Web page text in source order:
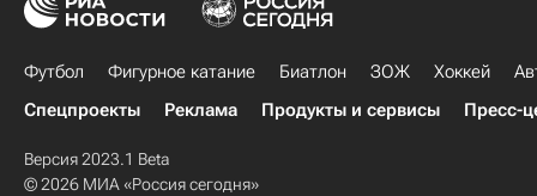
Футбол Фигурное катание Биатлон ЗОЖ Хоккей
Спецпроекты
Реклама Продукты и сервисы Пресс-
Версия 2023.1 Beta
© 2026 МИА «Россия сегодня»